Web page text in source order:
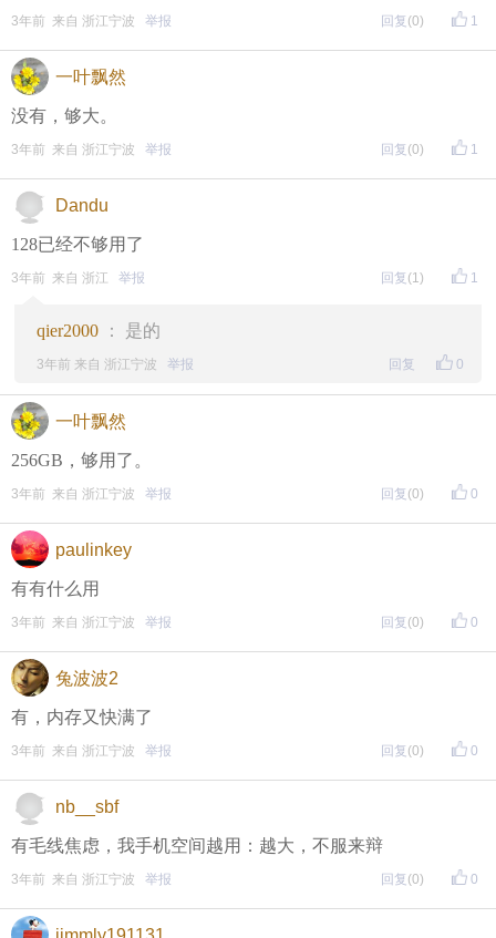
二、分享主题帖，阅读数达到5个即可领取红包！
（必须在手机客户端参与哦！请注意下方参与方式
↓）
方式一：iOS已经上线，请大家在苹果手机APP Store页
面搜索下载
方式二 ：安卓系统已经上线，请大家在安卓应用市场
页面搜索下载
东方热线APP新版本功能具体可参见【
即可查看 https://bbs.cnool.net/10733168.html
• 友情提醒
恶意灌水/答非所问，视为无效
未在规定时间内回复，视为无效
评论主题内容即可领取红包！
评论主题内容即可领取红包！
↓↓↓↓↓↓
1
3年前 来自 浙江宁波 举报 回复 (0)
一叶飘然
没有，够大。
1
3年前 来自 浙江宁波 举报 回复 (0)
Dandu
128已经不够用了
1
3年前 来自 浙江 举报 回复 (1)
qier2000 ： 是的
0
3年前 来自 浙江宁波 举报 回复
一叶飘然
256GB，够用了。
0
3年前 来自 浙江宁波 举报 回复 (0)
paulinkey
有有什么用
0
3年前 来自 浙江宁波 举报 回复 (0)
兔波波2
有，内存又快满了
0
3年前 来自 浙江宁波 举报 回复 (0)
nb__sbf
有毛线焦虑，我手机空间越用：越大，不服来辩
0
3年前 来自 浙江宁波 举报 回复 (0)